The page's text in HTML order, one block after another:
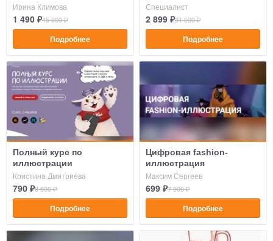
Ирина Климова
1 490 ₽15 000 ₽
Подробнее
Специалист
2 899 ₽31 000 ₽
Подробнее
Полный курс по
иллюстрации
Кристина Дмитриева
790 ₽8 500 ₽
Подробнее
Цифровая fashion-
иллюстрация
Максим Сергеев
699 ₽7 900 ₽
Подробнее